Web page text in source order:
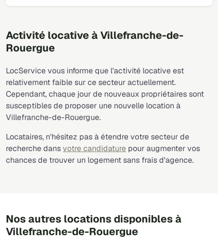
Activité locative à Villefranche-de-
Rouergue
LocService vous informe que l'activité locative est
relativement faible sur ce secteur actuellement.
Cependant, chaque jour de nouveaux propriétaires sont
susceptibles de proposer une nouvelle location à
Villefranche-de-Rouergue.
Locataires, n'hésitez pas à étendre votre secteur de
recherche dansvotre candidature pour augmenter vos
chances de trouver un logement sans frais d'agence.
Nos autres locations disponibles à
Villefranche-de-Rouergue